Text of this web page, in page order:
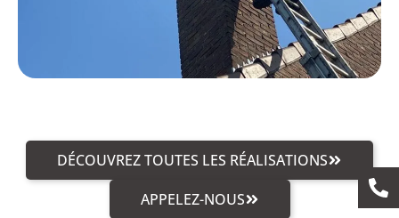
DÉCOUVREZ TOUTES LES RÉALISATIONS
APPELEZ-NOUS